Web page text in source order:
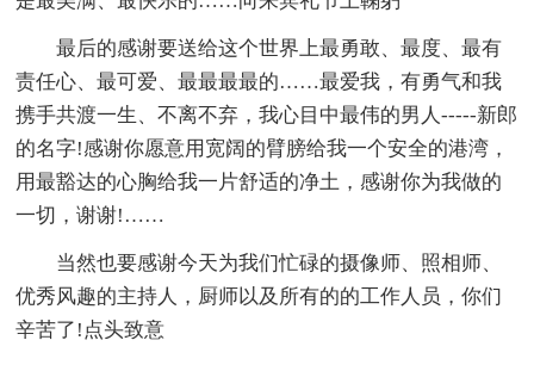
最后的感谢要送给这个世界上最勇敢、最度、最有
责任心、最可爱、最最最最的……最爱我，有勇气和我
携手共渡一生、不离不弃，我心目中最伟的男人-----新郎
的名字!感谢你愿意用宽阔的臂膀给我一个安全的港湾，
用最豁达的心胸给我一片舒适的净土，感谢你为我做的
一切，谢谢!……
当然也要感谢今天为我们忙碌的摄像师、照相师、
优秀风趣的主持人，厨师以及所有的的工作人员，你们
辛苦了!点头致意